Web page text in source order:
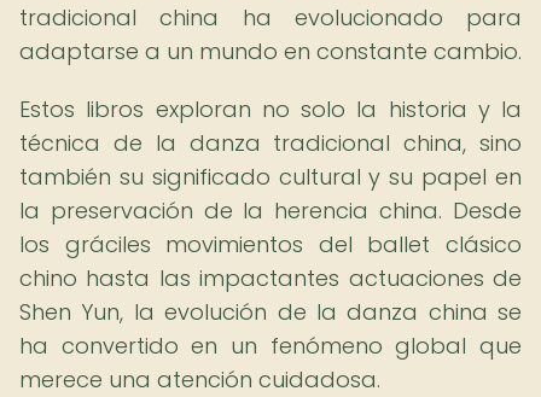
tradicional china ha evolucionado para
adaptarse a un mundo en constante cambio.
Estos libros exploran no solo la historia y la
técnica de la danza tradicional china, sino
también su significado cultural y su papel en
la preservación de la herencia china. Desde
los gráciles movimientos del ballet clásico
chino hasta las impactantes actuaciones de
Shen Yun, la evolución de la danza china se
ha convertido en un fenómeno global que
merece una atención cuidadosa.